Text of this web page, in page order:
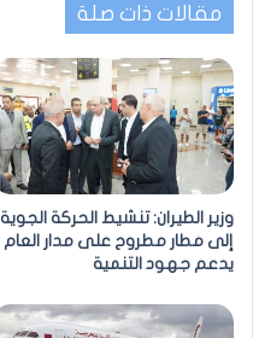
مقالات ذات صلة
وزير الطيران: تنشيط الحركة الجوية
إلى مطار مطروح على مدار العام
يدعم جهود التنمية